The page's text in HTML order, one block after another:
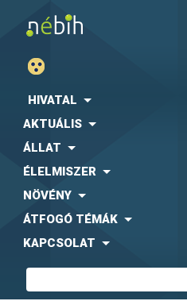
HIVATAL
AKTUÁLIS
ÁLLAT
ÉLELMISZER
NÖVÉNY
ÁTFOGÓ TÉMÁK
KAPCSOLAT